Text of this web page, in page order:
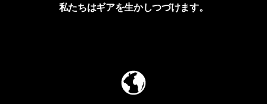
私たちはギアを生かしつづけます。